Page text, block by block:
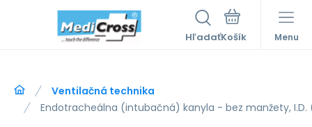
Hľadať Menu
Ventilačná technika
Endotracheálna (intubačná) kanyla - bez manžety,